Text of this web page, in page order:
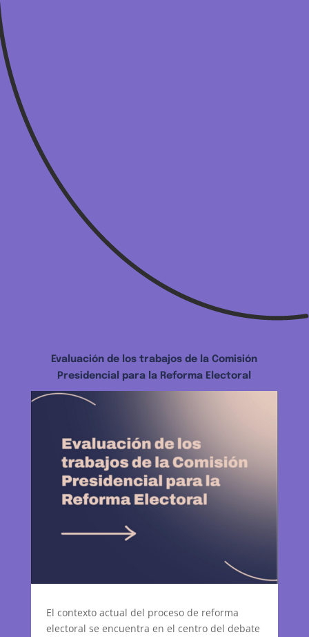
Evaluación de los trabajos de la Comisión
Presidencial para la Reforma Electoral
El contexto actual del proceso de reforma
electoral se encuentra en el centro del debate